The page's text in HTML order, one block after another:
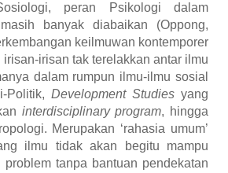
peran Psikologi dalam
banyak diabaikan (Oppong,
keilmuwan kontemporer
irisan tak terelakkan antar ilmu
dalam rumpun ilmu-ilmu sosial
Politik, Development Studies yang
interdisciplinary program, hingga
Merupakan ‘rahasia umum’
ilmu tidak akan begitu mampu
problem tanpa bantuan pendekatan